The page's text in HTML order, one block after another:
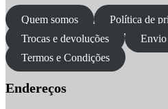
Quem somos
Política de
Trocas e devoluções
Envio
Termos e Condições
Endereços